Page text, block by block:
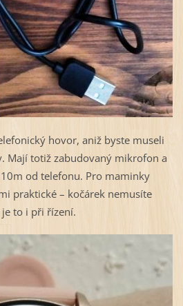
hovor, aniž byste museli
Mají totiž zabudovaný mikrofon a
od telefonu. Pro maminky
praktické – kočárek nemusíte
to i při řízení.